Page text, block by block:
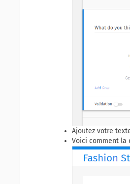
Ajoutez votre
Voici comment la